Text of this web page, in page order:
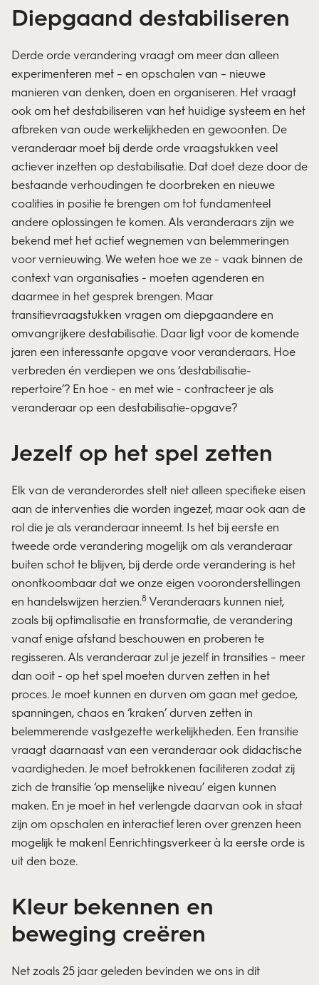
Diepgaand destabiliseren
Derde orde verandering vraagt om meer dan alleen
experimenteren met – en opschalen van – nieuwe
manieren van denken, doen en organiseren. Het vraagt
ook om het destabiliseren van het huidige systeem en het
afbreken van oude werkelijkheden en gewoonten. De
veranderaar moet bij derde orde vraagstukken veel
actiever inzetten op destabilisatie. Dat doet deze door de
bestaande verhoudingen te doorbreken en nieuwe
coalities in positie te brengen om tot fundamenteel
andere oplossingen te komen. Als veranderaars zijn we
bekend met het actief wegnemen van belemmeringen
voor vernieuwing. We weten hoe we ze - vaak binnen de
context van organisaties - moeten agenderen en
daarmee in het gesprek brengen. Maar
transitievraagstukken vragen om diepgaandere en
omvangrijkere destabilisatie. Daar ligt voor de komende
jaren een interessante opgave voor veranderaars. Hoe
verbreden én verdiepen we ons ‘destabilisatie-
repertoire’? En hoe - en met wie - contracteer je als
veranderaar op een destabilisatie-opgave?
Jezelf op het spel zetten
Elk van de veranderordes stelt niet alleen specifieke eisen
aan de interventies die worden ingezet, maar ook aan de
rol die je als veranderaar inneemt. Is het bij eerste en
tweede orde verandering mogelijk om als veranderaar
buiten schot te blijven, bij derde orde verandering is het
onontkoombaar dat we onze eigen vooronderstellingen
en handelswijzen herzien.8 Veranderaars kunnen niet,
zoals bij optimalisatie en transformatie, de verandering
vanaf enige afstand beschouwen en proberen te
regisseren. Als veranderaar zul je jezelf in transities – meer
dan ooit - op het spel moeten durven zetten in het
proces. Je moet kunnen en durven om gaan met gedoe,
spanningen, chaos en ‘kraken’ durven zetten in
belemmerende vastgezette werkelijkheden. Een transitie
vraagt daarnaast van een veranderaar ook didactische
vaardigheden. Je moet betrokkenen faciliteren zodat zij
zich de transitie ‘op menselijke niveau’ eigen kunnen
maken. En je moet in het verlengde daarvan ook in staat
zijn om opschalen en interactief leren over grenzen heen
mogelijk te makenl Eenrichtingsverkeer à la eerste orde is
uit den boze.
Kleur bekennen en
beweging creëren
Net zoals 25 jaar geleden bevinden we ons in dit